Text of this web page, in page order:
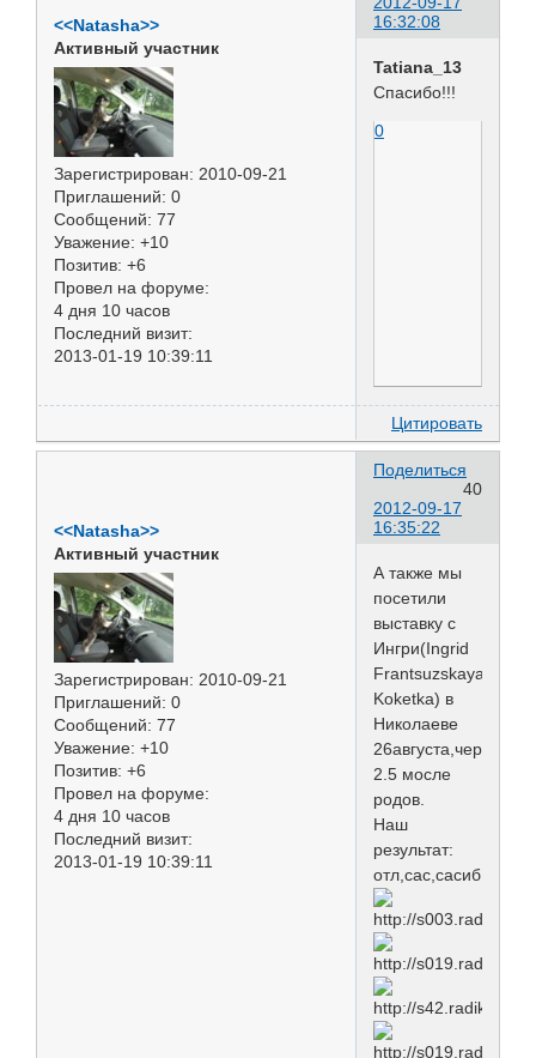
16:32:08
<<Natasha>>
Активный участник
Зарегистрирован: 2010-09-21
Приглашений: 0
Сообщений: 77
Уважение: +10
Позитив: +6
Провел на форуме:
4 дня 10 часов
Последний визит:
2013-01-19 10:39:11
Tatiana_13
Спасибо!!!
0
Цитировать
Поделиться
40
2012-09-17
16:35:22
<<Natasha>>
Активный участник
Зарегистрирован: 2010-09-21
Приглашений: 0
Сообщений: 77
Уважение: +10
Позитив: +6
Провел на форуме:
4 дня 10 часов
Последний визит:
2013-01-19 10:39:11
А также мы
посетили
выставку с
Ингри(Ingrid
Frantsuzskaya
Koketka) в
Николаеве
26августа,через
2.5 мосле
родов.
Наш
результат:
отл,сас,сасиб,ЛС